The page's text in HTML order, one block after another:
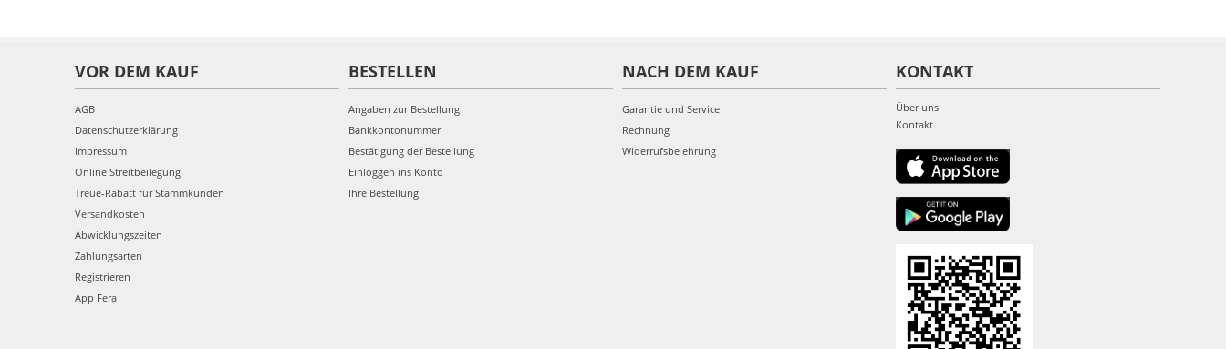
VOR DEM KAUF
AGB
Datenschutzerklärung
Impressum
Online Streitbeilegung
Treue-Rabatt für Stammkunden
Versandkosten
Abwicklungszeiten
Zahlungsarten
Registrieren
App Fera
BESTELLEN
Angaben zur Bestellung
Bankkontonummer
Bestätigung der Bestellung
Einloggen ins Konto
Ihre Bestellung
NACH DEM KAUF
Garantie und Service
Rechnung
Widerrufsbelehrung
KONTAKT
Über uns
Kontakt